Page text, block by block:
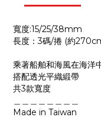
寬度:15/25/38mm
長度：3碼/捲 (約
乘著船舶和海風在海洋
搭配透光平織緞帶
共3款寬度
Made in Taiwan